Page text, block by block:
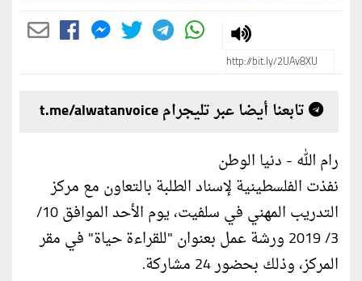
تابعنا أيضا عبر تليجرام t.me/alwatanvoice
رام الله - دنيا الوطن
نفذت الفلسطينية لإسناد الطلبة بالتعاون مع مركز
التدريب المهني في سلفيت، يوم الأحد الموافق 10/
3/ 2019 ورشة عمل بعنوان "للقراءة حياة" في مقر
المركز، وذلك بحضور 24 مشاركة.